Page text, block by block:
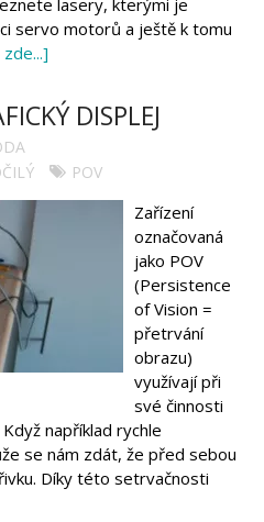
lasery, kterými je
servo motorů a ještě k tomu
DISPLEJ
POV
Zařízení
označovaná
jako POV
(Persistence
of Vision =
přetrvání
obrazu)
využívají při
své činnosti
například rychle
se nám zdát, že před sebou
Díky této setrvačnosti